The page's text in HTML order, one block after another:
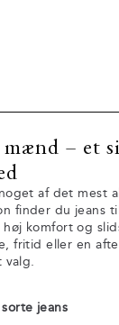
– et
af det mest
finder du jeans
komfort og
fritid eller en
valg.
jeans